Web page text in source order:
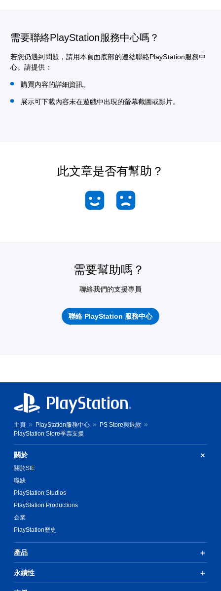
需要聯絡PlayStation服務中心嗎？
若您仍遇到問題，請用本頁面底部的連結聯絡PlayStation服務中
心。請提供：
購買內容的詳細資訊。
展示可下載內容未在遊戲中出現的螢幕截圖或影片。
此文章是否有幫助？
需要幫助嗎？
聯絡我們的支援專員
聯絡 PlayStation 服務中心
主頁 PlayStation服務中心
PS Store與退款
PlayStation Store季票支援
關於
關於SIE
職缺
PlayStation Studios
PlayStation Productions
企業
PlayStation歷史
產品
永續性